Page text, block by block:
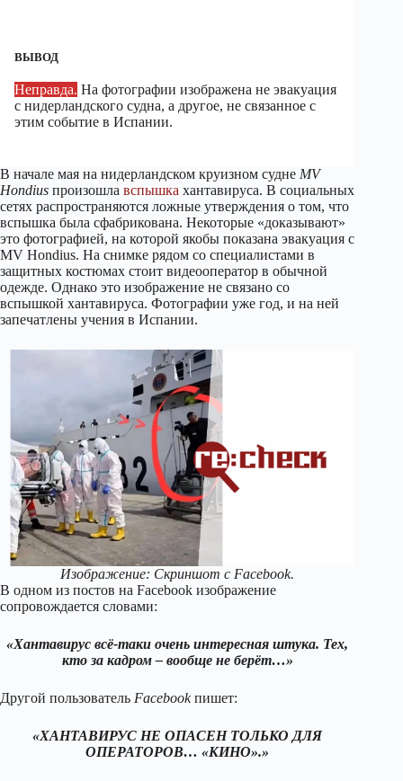
ВЫВОД
Неправда. На фотографии изображена не эвакуация
с нидерландского судна, а другое, не связанное с
этим событие в Испании.
В начале мая на нидерландском круизном судне MV
Hondius произошла вспышка хантавируса. В социальных
сетях распространяются ложные утверждения о том, что
вспышка была сфабрикована. Некоторые «доказывают»
это фотографией, на которой якобы показана эвакуация с
MV Hondius. На снимке рядом со специалистами в
защитных костюмах стоит видеооператор в обычной
одежде. Однако это изображение не связано со
вспышкой хантавируса. Фотографии уже год, и на ней
запечатлены учения в Испании.
Изображение: Скриншот с Facebook.
В одном из постов на Facebook изображение
сопровождается словами:
«Хантавирус всё-таки очень интересная штука. Тех,
кто за кадром – вообще не берёт…»
Другой пользователь Facebookпишет:
«ХАНТАВИРУС НЕ ОПАСЕН ТОЛЬКО ДЛЯ
ОПЕРАТОРОВ… «КИНО».»